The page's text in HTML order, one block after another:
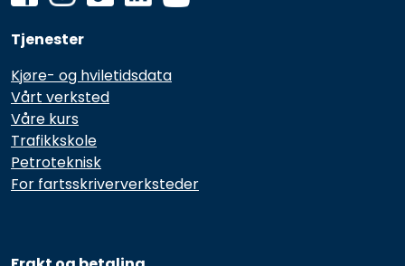
Tjenester
Kjøre- og hviletidsdata
Vårt verksted
Våre kurs
Trafikkskole
Petroteknisk
For fartsskriververksteder